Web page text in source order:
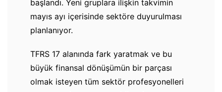
başlandı. Yeni gruplara ilişkin takvimin
mayıs ayı içerisinde sektöre duyurulması
planlanıyor.
TFRS 17 alanında fark yaratmak ve bu
büyük finansal dönüşümün bir parçası
olmak isteyen tüm sektör profesyonelleri